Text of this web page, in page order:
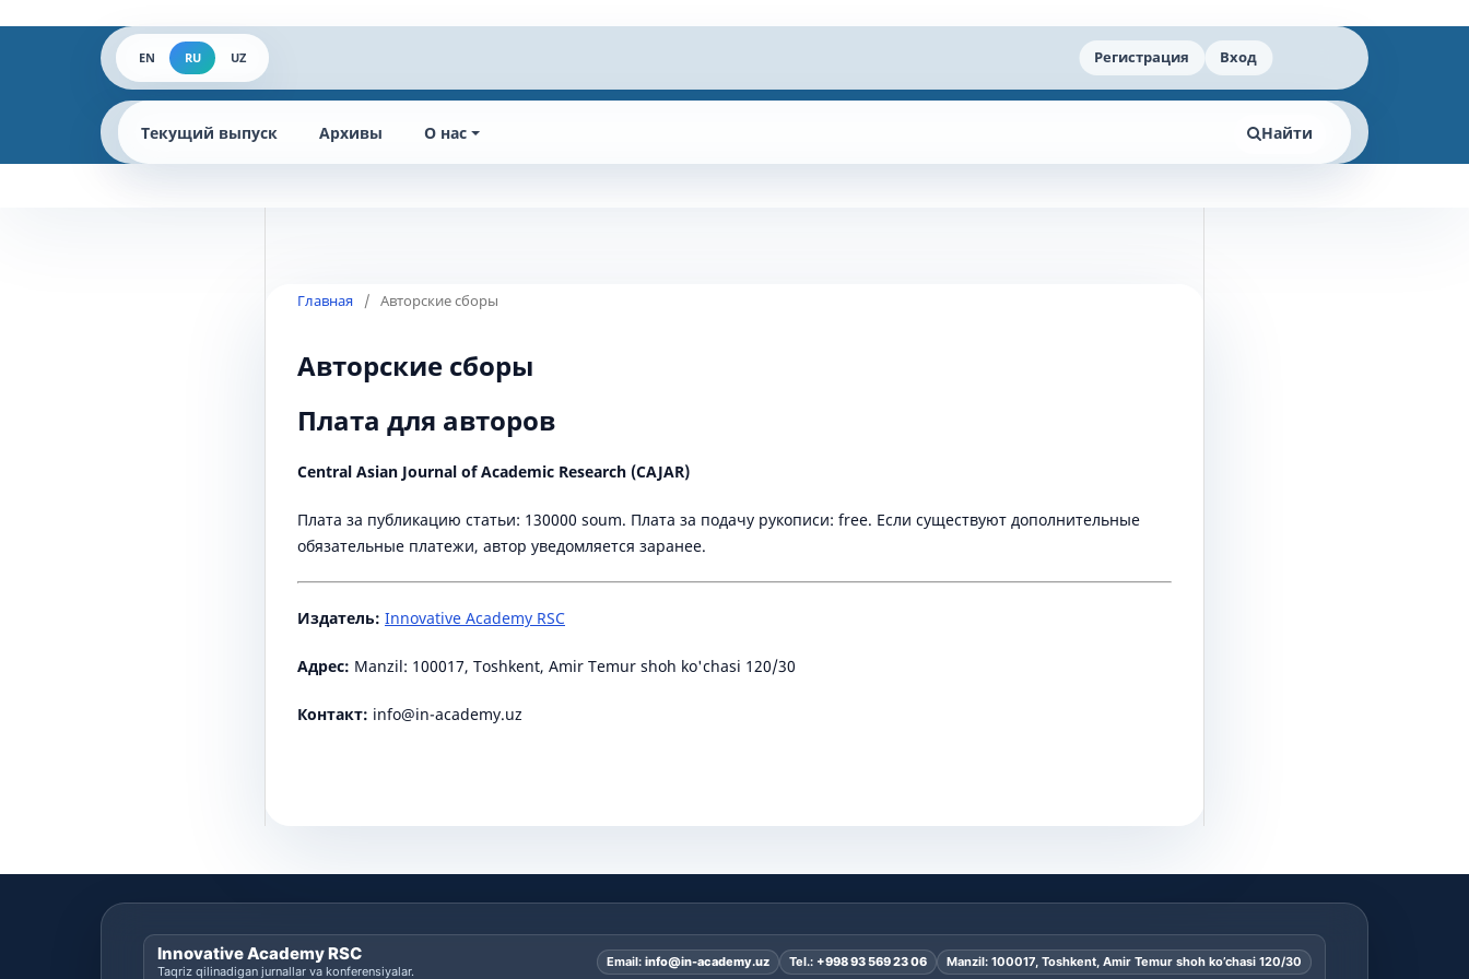
EN RU UZ Регистрация Вход
Текущий выпуск Архивы О нас Найти
Главная / Авторские сборы
Авторские сборы
Плата для авторов
Central Asian Journal of Academic Research (CAJAR)
Плата за публикацию статьи: 130000 soum. Плата за подачу рукописи: free. Если существуют дополнительные
обязательные платежи, автор уведомляется заранее.
Издатель: Innovative Academy RSC
Адрес: Manzil: 100017, Toshkent, Amir Temur shoh ko'chasi 120/30
Контакт: info@in-academy.uz
Innovative Academy RSC
Taqriz qilinadigan jurnallar va konferensiyalar.
Email: info@in-academy.uz Tel.: +998 93 569 23 06 Manzil: 100017, Toshkent, Amir Temur shoh ko’chasi 120/30